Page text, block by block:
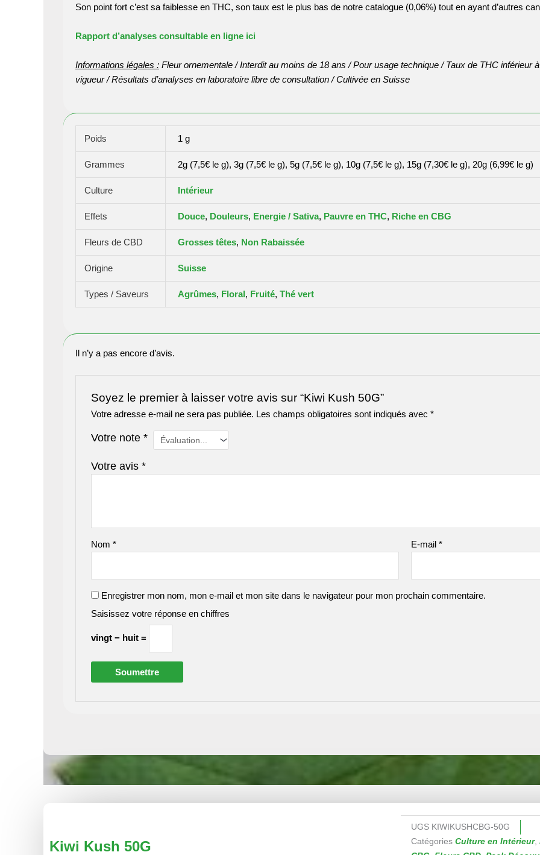
Son point fort c’est sa faiblesse en THC, son taux est le plus bas de notre catalogue (0,06%) tout en ayant d’autres
Rapport d’analyses consultable en ligne ici
Informations légales : Fleur ornementale / Interdit au moins de 18 ans / Pour usage technique / Taux de THC inférieur
vigueur / Résultats d’analyses en laboratoire libre de consultation / Cultivée en Suisse
Poids 1 g
Grammes 2g (7,5€ le g), 3g (7,5€ le g), 5g (7,5€ le g), 10g (7,5€ le g), 15g (7,30€ le g), 20g (6,99€ le g)
Culture Intérieur
Effets Douce, Douleurs, Energie / Sativa, Pauvre en THC, Riche en CBG
Fleurs de CBD Grosses têtes, Non Rabaissée
Origine Suisse
Types / Saveurs Agrûmes, Floral, Fruité,Thé vert
Il n’y a pas encore d’avis.
Soyez le premier à laisser votre avis sur “Kiwi Kush 50G”
Votre adresse e-mail ne sera pas publiée. Les champs obligatoires sont indiqués avec*
Votre note*
Votre avis*
Nom* E-mail*
Enregistrer mon nom, mon e-mail et mon site dans le navigateur pour mon prochain commentaire.
Saisissez votre réponse en chiffres
vingt − huit =
Kiwi Kush 50G
UGS KIWIKUSHCBG-50G
Catégories Culture en Intérieur,